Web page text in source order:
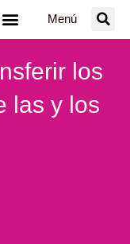
Menú
los
las y los